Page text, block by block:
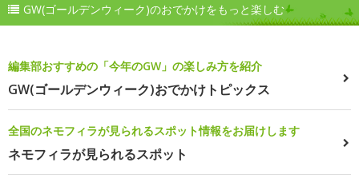
GW(ゴールデンウィーク)のおでかけをもっと楽しむ
編集部おすすめの「今年のGW」の楽しみ方を紹介
GW(ゴールデンウィーク)おでかけトピックス
全国のネモフィラが見られるスポット情報をお届けします
ネモフィラが見られるスポット